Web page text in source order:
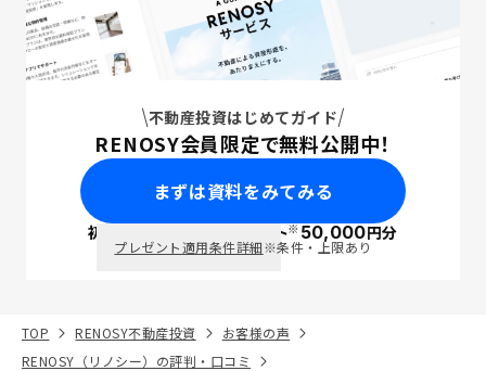
不動産投資はじめてガイド
RENOSY会員限定で無料公開中！
まずは資料をみてみる
初回面談で ポイント※50,000円分
プレゼント適用条件詳細※条件・上限あり
TOP RENOSY不動産投資
お客様の声
RENOSY（リノシー）の評判・口コミ